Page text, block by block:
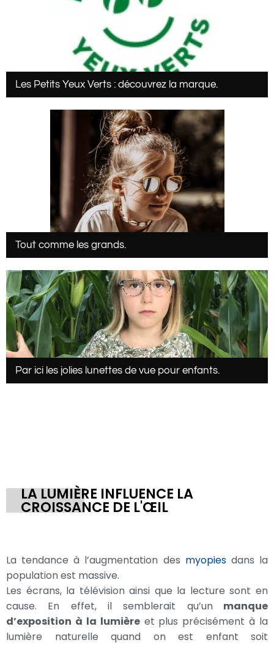
Les Petits Yeux Verts : découvrez la marque.
Tout comme les grands.
Par ici les jolies lunettes de vue pour enfants.
LA LUMIÈRE INFLUENCE LA
CROISSANCE DE L'ŒIL
La tendance à l’augmentation des myopiesdans la
population est massive.
Les écrans, la télévision ainsi que la lecture sont en
cause. En effet, il semblerait qu’unmanque
d’exposition à la lumièreet plus précisément à la
lumière naturelle quand on est enfant soit